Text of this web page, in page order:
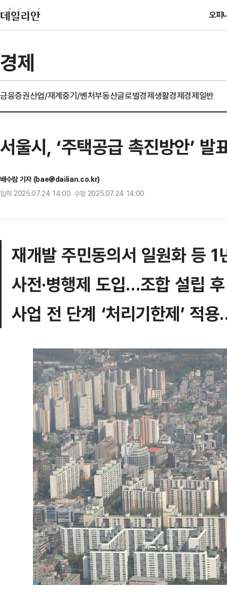
오피
경제
금융증권산업/재계중기/벤처부동산글로벌경제생활경제경제일반
서울시, ‘주택공급 촉진방안’
배수람 기자 (bae@dailian.co.kr)
입력 2025.07.24 14:00 수정 2025.07.24 14:00
재개발 주민동의서 일원화 등
사전·병행제 도입…조합 설립
사업 전 단계 ‘처리기한제’ 적